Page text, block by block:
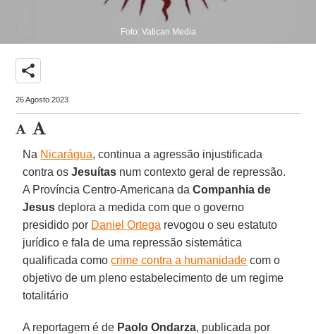
Foto: Vatican Media
share
26 Agosto 2023
Na Nicarágua, continua a agressão injustificada
contra osJesuítas num contexto geral de repressão.
A Província Centro-Americana daCompanhia de
Jesus deplora a medida com que o governo
presidido por Daniel Ortega revogou o seu estatuto
jurídico e fala de uma repressão sistemática
qualificada comocrime contra a humanidade com o
objetivo de um pleno estabelecimento de um regime
totalitário
A reportagem é de Paolo Ondarza, publicada por